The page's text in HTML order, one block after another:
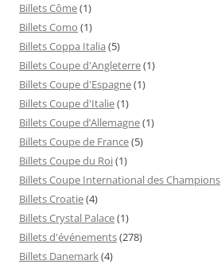
Billets Côme(1)
Billets Como (1)
Billets Coppa Italia (5)
Billets Coupe d'Angleterre(1)
Billets Coupe d'Espagne(1)
Billets Coupe d'Italie(1)
Billets Coupe d’Allemagne(1)
Billets Coupe de France(5)
Billets Coupe du Roi(1)
Billets Coupe International des Champions
Billets Croatie(4)
Billets Crystal Palace(1)
Billets d'événements(278)
Billets Danemark(4)